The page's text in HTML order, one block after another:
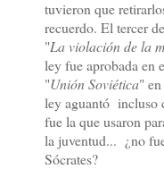
tuvieron que
recuerdo. El tercer
"La violación de la
ley fue aprobada en
"Unión Soviética"
ley aguantó incluso
fue la que usaron
la juventud... ¿no
Sócrates?